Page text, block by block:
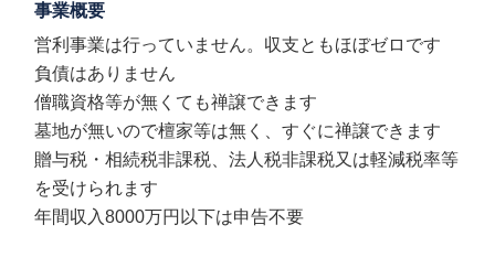
事業概要
営利事業は行っていません。収支ともほぼゼロです
負債はありません
僧職資格等が無くても禅譲できます
墓地が無いので檀家等は無く、すぐに禅譲できます
贈与税・相続税非課税、法人税非課税又は軽減税率等
を受けられます
年間収入8000万円以下は申告不要